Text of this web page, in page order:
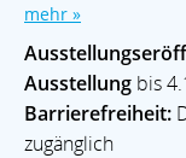
mehr »
Ausstellung bis
Barrierefreiheit:
zugänglich